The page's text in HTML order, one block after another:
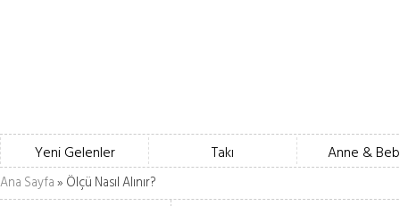
Yeni Gelenler Takı Anne &
Ana Sayfa» Ölçü Nasıl Alınır?